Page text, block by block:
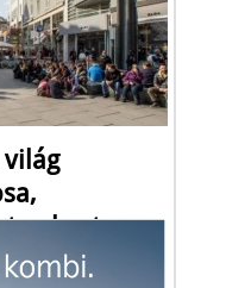
el ezt a